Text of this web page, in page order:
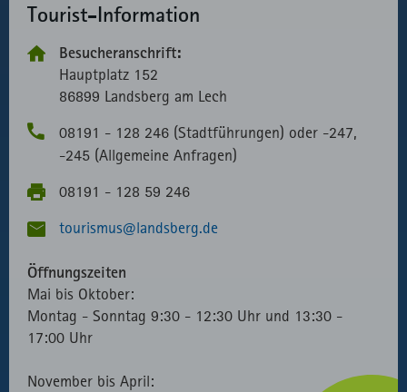
Tourist-Information
Besucheranschrift:
Hauptplatz 152
86899 Landsberg am Lech
08191 - 128 246 (Stadtführungen) oder -247,
-245 (Allgemeine Anfragen)
08191 - 128 59 246
tourismus@landsberg.de
Öffnungszeiten
Mai bis Oktober:
Montag - Sonntag 9:30 - 12:30 Uhr und 13:30 -
17:00 Uhr
November bis April: